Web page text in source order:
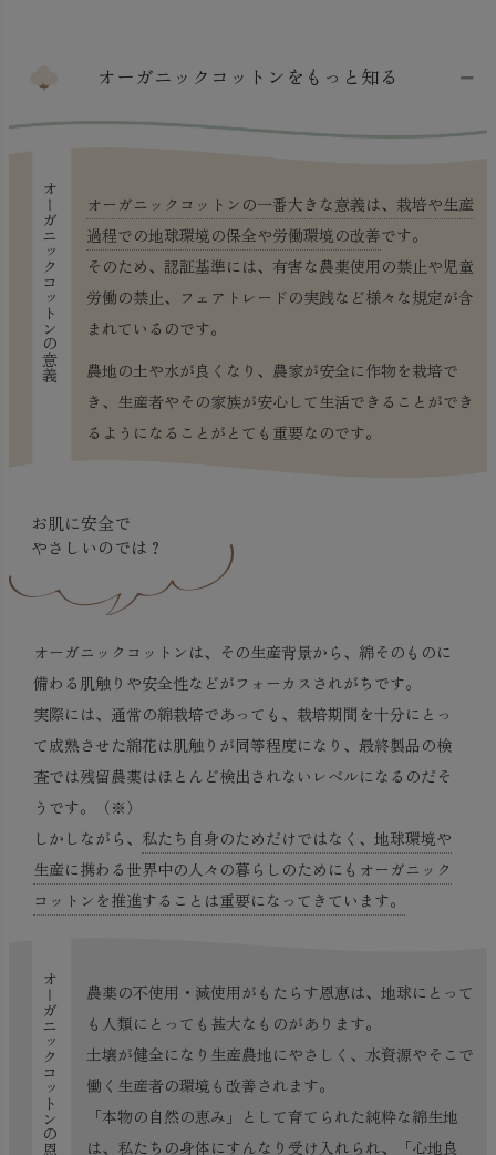
オーガニックコットンをもっと知る
オーガニックコットンの意義
オーガニックコットンの一番大きな意義は、栽培や生産
過程での地球環境の保全や労働環境の改善です。
そのため、認証基準には、有害な農薬使用の禁止や児童
労働の禁止、フェアトレードの実践など様々な規定が含
まれているのです。
農地の土や水が良くなり、農家が安全に作物を栽培で
き、生産者やその家族が安心して生活できることができ
るようになることがとても重要なのです。
お肌に安全で
やさしいのでは？
オーガニックコットンは、その生産背景から、綿そのものに
備わる肌触りや安全性などがフォーカスされがちです。
実際には、通常の綿栽培であっても、栽培期間を十分にとっ
て成熟させた綿花は肌触りが同等程度になり、最終製品の検
査では残留農薬はほとんど検出されないレベルになるのだそ
うです。（※）
しかしながら、 私たち自身のためだけではなく、地球環境や
生産に携わる世界中の人々の暮らしのためにもオーガニック
コットンを推進することは重要になってきています。
オーガニックコットンの恩恵
農薬の不使用・減使用がもたらす恩恵は、地球にとって
も人類にとっても甚大なものがあります。
土壌が健全になり生産農地にやさしく、水資源やそこで
働く生産者の環境も改善されます。
「本物の自然の恵み」として育てられた純粋な綿生地
は、私たちの身体にすんなり受け入れられ、「心地良